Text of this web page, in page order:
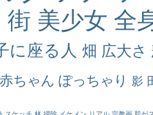
街 美少女 全
に座る人 畑 広大さ
赤ちゃん ぽっちゃり 影